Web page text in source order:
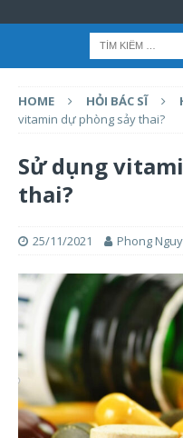
HOME HỎI BÁC SĨ
vitamin dự phòng sảy thai?
Sử dụng
thai?
25/11/2021 Phong